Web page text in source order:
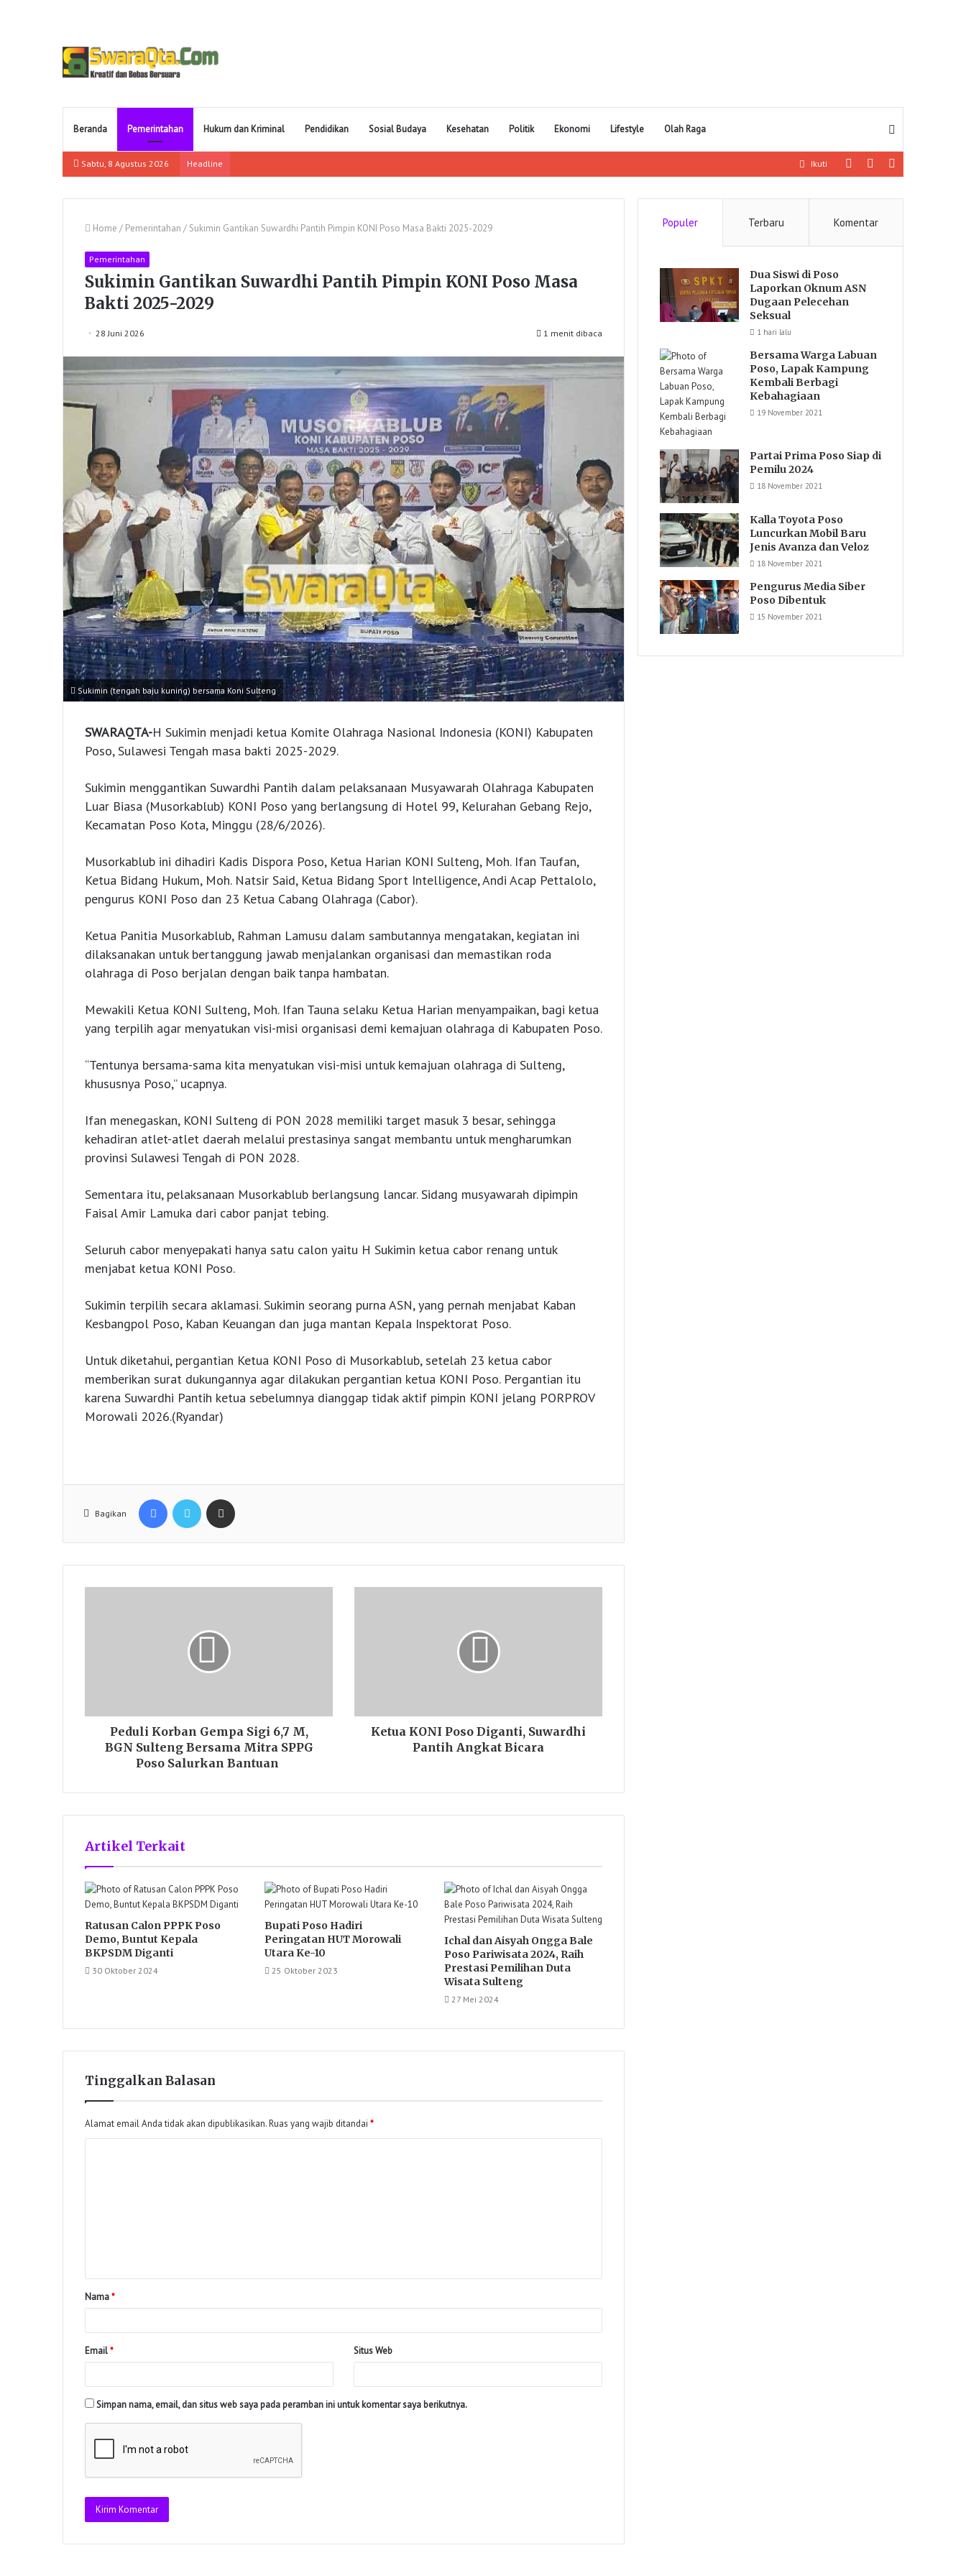
Beranda Pemerintahan Hukum dan Kriminal Pendidikan Sosial Budaya Kesehatan Politik Ekonomi Lifestyle Olah Raga
Sabtu, 8 Agustus 2026 Headline
Artikel
Log
Ikuti
Home / Pemerintahan / Sukimin Gantikan Suwardhi Pantih Pimpin KONI Poso Masa Bakti 2025-2029
Pemerintahan
Sukimin Gantikan Suwardhi Pantih Pimpin KONI Poso Masa
Bakti 2025-2029
28 Juni 2026 1 menit dibaca
Sukimin (tengah baju kuning) bersama Koni Sulteng
SWARAQTA-H Sukimin menjadi ketua Komite Olahraga Nasional Indonesia (KONI) Kabupaten
Poso, Sulawesi Tengah masa bakti 2025-2029.
Sukimin menggantikan Suwardhi Pantih dalam pelaksanaan Musyawarah Olahraga Kabupaten
Luar Biasa (Musorkablub) KONI Poso yang berlangsung di Hotel 99, Kelurahan Gebang Rejo,
Kecamatan Poso Kota, Minggu (28/6/2026).
Musorkablub ini dihadiri Kadis Dispora Poso, Ketua Harian KONI Sulteng, Moh. Ifan Taufan,
⁠Ketua Bidang Hukum, Moh. Natsir Said, ⁠Ketua Bidang Sport Intelligence, Andi Acap Pettalolo,
pengurus KONI Poso dan 23 Ketua Cabang Olahraga (Cabor).
Ketua Panitia Musorkablub, Rahman Lamusu dalam sambutannya mengatakan, kegiatan ini
dilaksanakan untuk bertanggung jawab menjalankan organisasi dan memastikan roda
olahraga di Poso berjalan dengan baik tanpa hambatan.
Mewakili Ketua KONI Sulteng, Moh. Ifan Tauna selaku Ketua Harian menyampaikan, bagi ketua
yang terpilih agar menyatukan visi-misi organisasi demi kemajuan olahraga di Kabupaten Poso.
“Tentunya bersama-sama kita menyatukan visi-misi untuk kemajuan olahraga di Sulteng,
khususnya Poso,” ucapnya.
Ifan menegaskan, KONI Sulteng di PON 2028 memiliki target masuk 3 besar, sehingga
kehadiran atlet-atlet daerah melalui prestasinya sangat membantu untuk mengharumkan
provinsi Sulawesi Tengah di PON 2028.
Sementara itu, pelaksanaan Musorkablub berlangsung lancar. Sidang musyawarah dipimpin
Faisal Amir Lamuka dari cabor panjat tebing.
Seluruh cabor menyepakati hanya satu calon yaitu H Sukimin ketua cabor renang untuk
menjabat ketua KONI Poso.
Sukimin terpilih secara aklamasi. Sukimin seorang purna ASN, yang pernah menjabat Kaban
Kesbangpol Poso, Kaban Keuangan dan juga mantan Kepala Inspektorat Poso.
Untuk diketahui, pergantian Ketua KONI Poso di Musorkablub, setelah 23 ketua cabor
memberikan surat dukungannya agar dilakukan pergantian ketua KONI Poso. Pergantian itu
karena Suwardhi Pantih ketua sebelumnya dianggap tidak aktif pimpin KONI jelang PORPROV
Morowali 2026.(Ryandar)
Bagikan
Facebook Twitter
Peduli Korban Gempa Sigi 6,7 M,
BGN Sulteng Bersama Mitra SPPG
Poso Salurkan Bantuan
Ketua KONI Poso Diganti, Suwardhi
Pantih Angkat Bicara
Artikel Terkait
Ratusan Calon PPPK Poso
Demo, Buntut Kepala
BKPSDM Diganti
30 Oktober 2024
Bupati Poso Hadiri
Peringatan HUT Morowali
Utara Ke-10
25 Oktober 2023
Ichal dan Aisyah Ongga Bale
Poso Pariwisata 2024, Raih
Prestasi Pemilihan Duta
Wisata Sulteng
27 Mei 2024
Tinggalkan Balasan
Alamat email Anda tidak akan dipublikasikan.Ruas yang wajib ditandai *
Nama*
Email* Situs Web
Simpan nama, email, dan situs web saya pada peramban ini untuk komentar saya berikutnya.
Populer Terbaru Komentar
Dua Siswi di Poso
Laporkan Oknum ASN
Dugaan Pelecehan
Seksual
1 hari lalu
Bersama Warga Labuan
Poso, Lapak Kampung
Kembali Berbagi
Kebahagiaan
19 November 2021
Partai Prima Poso Siap di
Pemilu 2024
18 November 2021
Kalla Toyota Poso
Luncurkan Mobil Baru
Jenis Avanza dan Veloz
18 November 2021
Pengurus Media Siber
Poso Dibentuk
15 November 2021